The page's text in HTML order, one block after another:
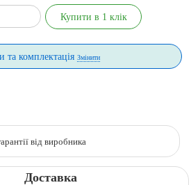
та комплектаціяЗмінити
від виробника
Доставка